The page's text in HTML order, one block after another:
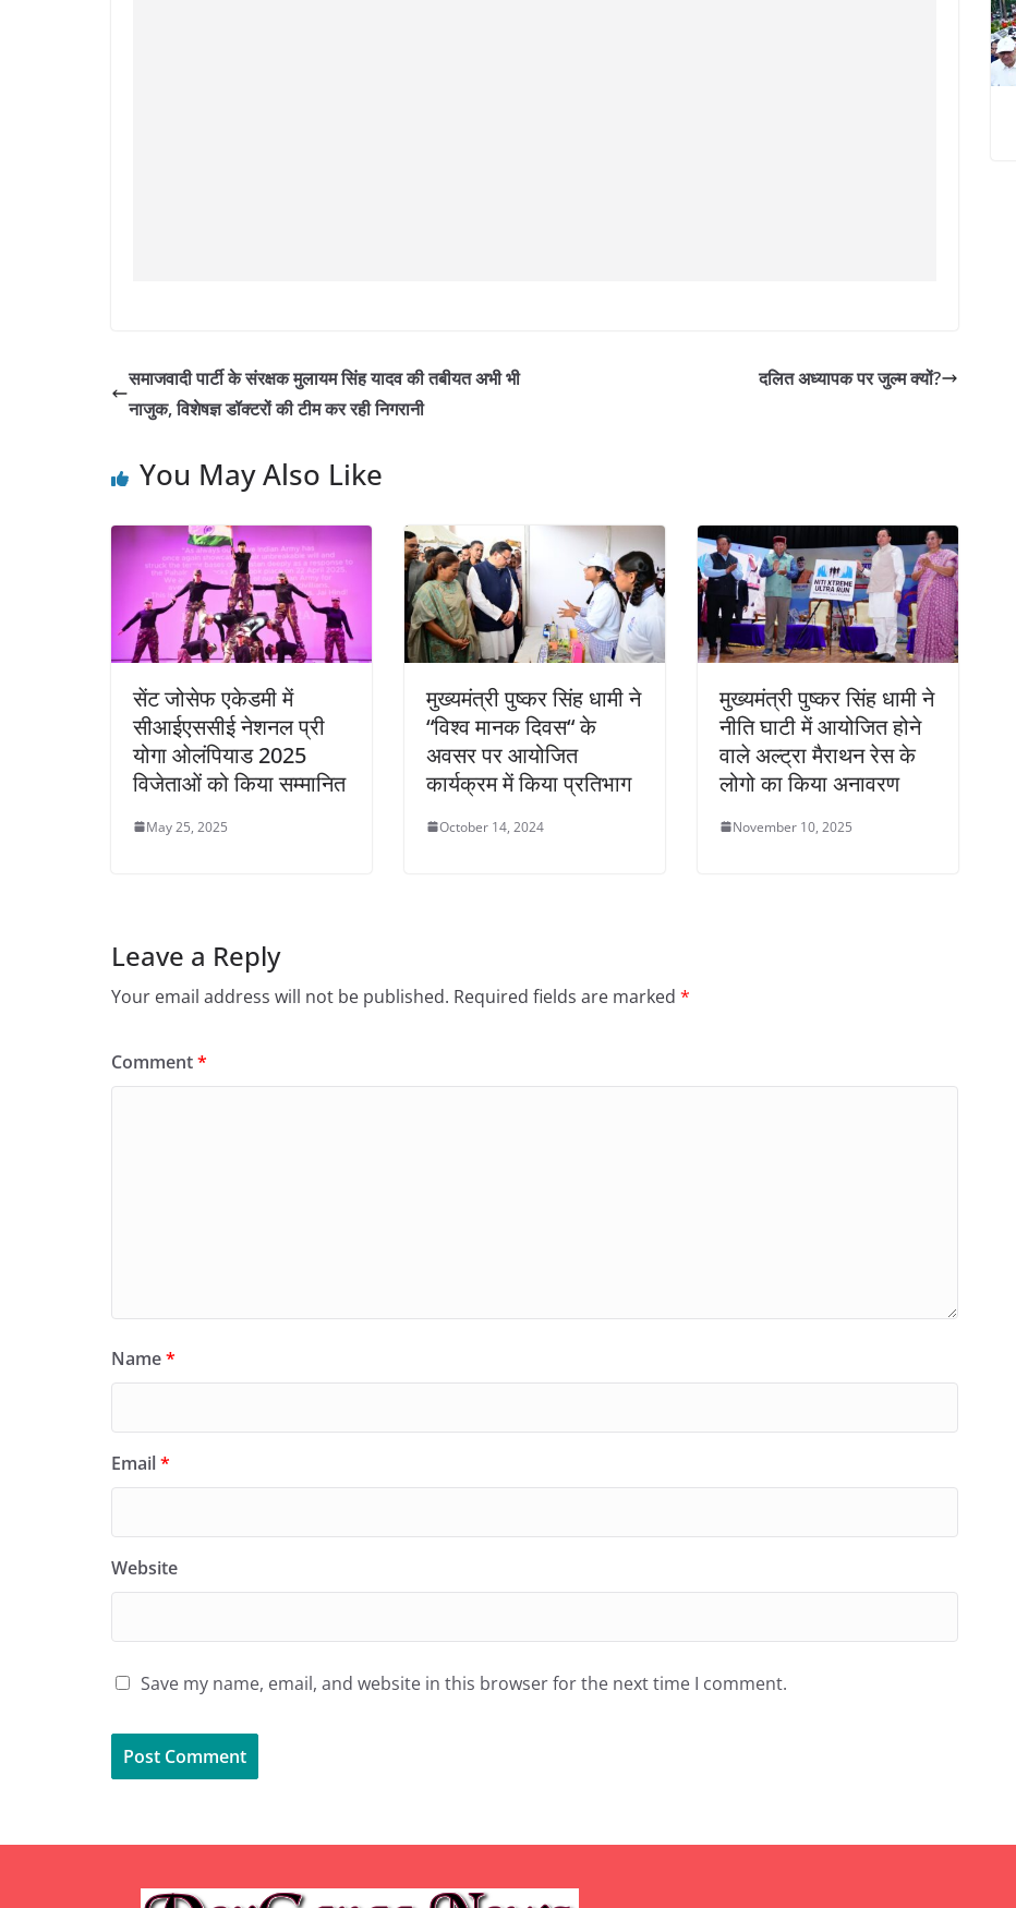
समाजवादी पार्टी के संरक्षक मुलायम सिंह यादव की तबीयत अभी भी
नाजुक, विशेषज्ञ डॉक्टरों की टीम कर रही निगरानी
दलित अध्यापक पर जुल्म क्यों?
You May Also Like
सेंट जोसेफ एकेडमी में
सीआईएससीई नेशनल प्री
योगा ओलंपियाड 2025
विजेताओं को किया सम्मानित
May 25, 2025
मुख्यमंत्री पुष्कर सिंह धामी ने
“विश्व मानक दिवस“ के
अवसर पर आयोजित
कार्यक्रम में किया प्रतिभाग
October 14, 2024
मुख्यमंत्री पुष्कर सिंह धामी ने
नीति घाटी में आयोजित होने
वाले अल्ट्रा मैराथन रेस के
लोगो का किया अनावरण
November 10, 2025
Leave a Reply
Your email address will not be published. Required fields are marked *
Comment*
Name*
Email*
Website
Save my name, email, and website in this browser for the next time I comment.